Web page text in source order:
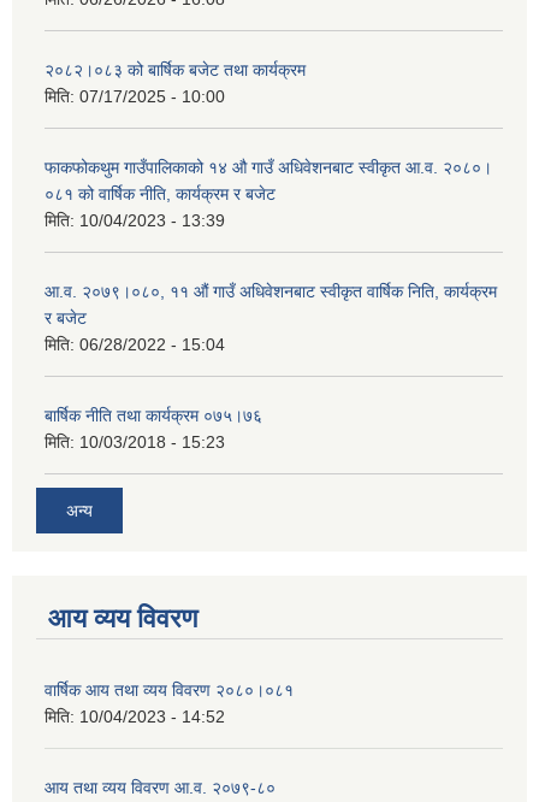
२०८२।०८३ को बार्षिक बजेट तथा कार्यक्रम
मिति: 07/17/2025 - 10:00
फाकफोकथुम गाउँपालिकाको १४ औ गाउँ अधिवेशनबाट स्वीकृत आ.व. २०८०।
०८१ को वार्षिक नीति, कार्यक्रम र बजेट
मिति: 10/04/2023 - 13:39
आ.व. २०७९।०८०, ११ औं गाउँ अधिवेशनबाट स्वीकृत वार्षिक निति, कार्यक्रम
र बजेट
मिति: 06/28/2022 - 15:04
बार्षिक नीति तथा कार्यक्रम ०७५।७६
मिति: 10/03/2018 - 15:23
अन्य
आय व्यय विवरण
वार्षिक आय तथा व्यय विवरण २०८०।०८१
मिति: 10/04/2023 - 14:52
आय तथा व्यय विवरण आ.व. २०७९-८०